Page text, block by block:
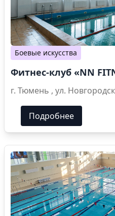
Боевые искусства
Фитнес-клуб «NN
г. Тюмень , ул.
Подробнее